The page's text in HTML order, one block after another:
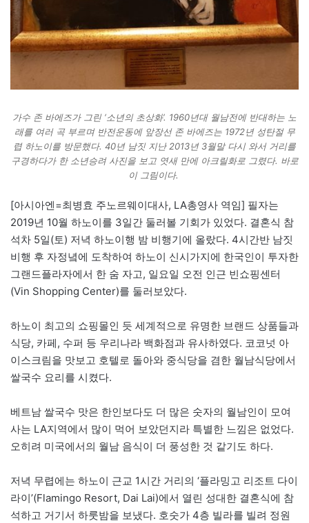
가수 존 바에즈가 그린 ‘소년의 초상화’. 1960년대 월남전에 반대하는 노
래를 여러 곡 부르며 반전운동에 앞장선 존 바에즈는 1972년 성탄절 무
렵 하노이를 방문했다. 40년 남짓 지난 2013년 3월말 다시 와서 거리를
구경하다가 한 소년승려 사진을 보고 엿새 만에 아크릴화로 그렸다. 바로
이 그림이다.
[아시아엔=최병효 주노르웨이대사, LA총영사 역임] 필자는
2019년 10월 하노이를 3일간 둘러볼 기회가 있었다. 결혼식 참
석차 5일(토) 저녁 하노이행 밤 비행기에 올랐다. 4시간반 남짓
비행 후 자정녘에 도착하여 하노이 신시가지에 한국인이 투자한
그랜드플라자에서 한 숨 자고, 일요일 오전 인근 빈쇼핑센터
(Vin Shopping Center)를 둘러보았다.
하노이 최고의 쇼핑몰인 듯 세계적으로 유명한 브랜드 상품들과
식당, 카페, 수퍼 등 우리나라 백화점과 유사하였다. 코코넛 아
이스크림을 맛보고 호텔로 돌아와 중식당을 겸한 월남식당에서
쌀국수 요리를 시켰다.
베트남 쌀국수 맛은 한인보다도 더 많은 숫자의 월남인이 모여
사는 LA지역에서 많이 먹어 보았던지라 특별한 느낌은 없었다.
오히려 미국에서의 월남 음식이 더 풍성한 것 같기도 하다.
저녁 무렵에는 하노이 근교 1시간 거리의 ‘플라밍고 리조트 다이
라이’(Flamingo Resort, Dai Lai)에서 열린 성대한 결혼식에 참
석하고 거기서 하룻밤을 보냈다. 호숫가 4층 빌라를 빌려 정원